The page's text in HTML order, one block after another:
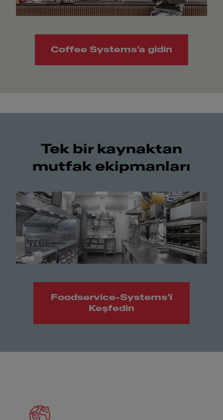
Coffee Systems’a gidin
Tek bir kaynaktan
mutfak ekipmanları
Foodservice-Systems’i
Keşfedin